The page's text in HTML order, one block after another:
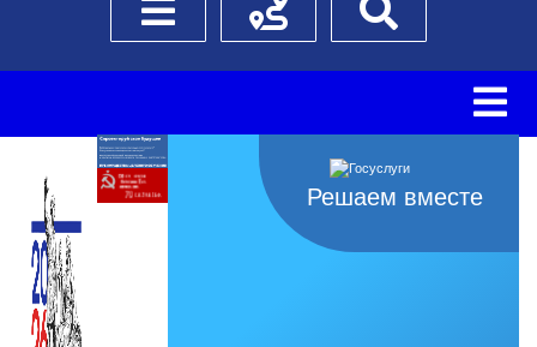
Боковое менюСхема проезда
Решаем вместе